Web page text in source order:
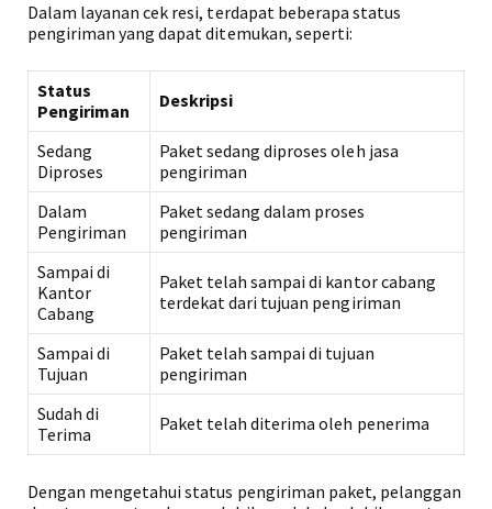
Dalam layanan cek resi, terdapat beberapa status
pengiriman yang dapat ditemukan, seperti:
Status
Pengiriman
Deskripsi
Sedang
Diproses
Paket sedang diproses oleh jasa
pengiriman
Dalam
Pengiriman
Paket sedang dalam proses
pengiriman
Sampai di
Kantor
Cabang
Paket telah sampai di kantor cabang
terdekat dari tujuan pengiriman
Sampai di
Tujuan
Paket telah sampai di tujuan
pengiriman
Sudah di
Terima
Paket telah diterima oleh penerima
Dengan mengetahui status pengiriman paket, pelanggan